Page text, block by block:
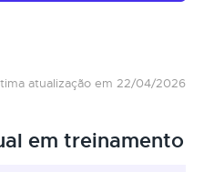
atualização em 22/04/2026
em treinamento